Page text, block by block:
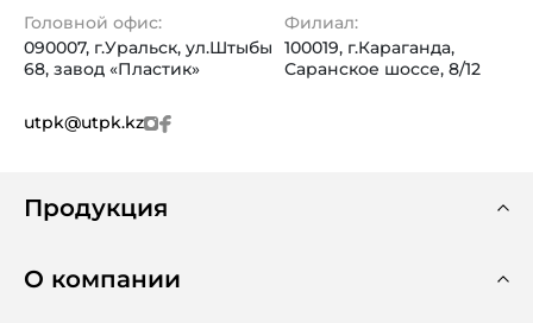
Головной офис:
090007, г.Уральск, ул.Штыбы
68, завод «Пластик»
Филиал:
100019, г.Караганда,
Саранское шоссе, 8/12
utpk@utpk.kz
Продукция
О компании